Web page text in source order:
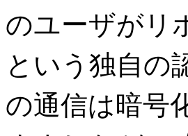
のユーザがリ
という独自の
の通信は暗号